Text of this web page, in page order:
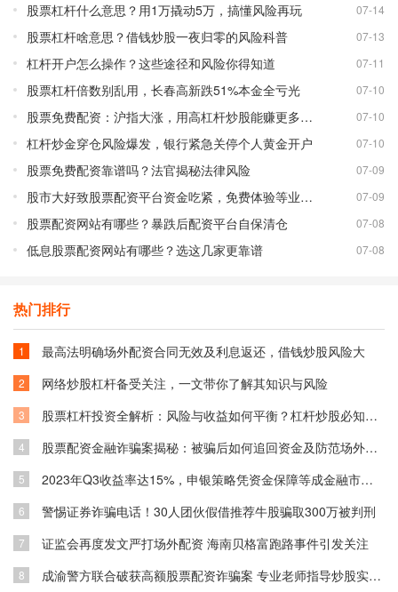
股票杠杆什么意思？用1万撬动5万，搞懂风险再玩 07-14
股票杠杆啥意思？借钱炒股一夜归零的风险科普 07-13
杠杆开户怎么操作？这些途径和风险你得知道 07-11
股票杠杆倍数别乱用，长春高新跌51%本金全亏光 07-10
股票免费配资：沪指大涨，用高杠杆炒股能赚更多吗？ 07-10
杠杆炒金穿仓风险爆发，银行紧急关停个人黄金开户 07-10
股票免费配资靠谱吗？法官揭秘法律风险 07-09
股市大好致股票配资平台资金吃紧，免费体验等业务调整 07-09
股票配资网站有哪些？暴跌后配资平台自保清仓 07-08
低息股票配资网站有哪些？选这几家更靠谱 07-08
热门排行
1 最高法明确场外配资合同无效及利息返还，借钱炒股风险大
2 网络炒股杠杆备受关注，一文带你了解其知识与风险
3 股票杠杆投资全解析：风险与收益如何平衡？杠杆炒股必知技巧
4 股票配资金融诈骗案揭秘：被骗后如何追回资金及防范场外配资风险
5 2023年Q3收益率达15%，申银策略凭资金保障等成金融市场关注焦点
6 警惕证券诈骗电话！30人团伙假借推荐牛股骗取300万被判刑
7 证监会再度发文严打场外配资 海南贝格富跑路事件引发关注
8 成渝警方联合破获高额股票配资诈骗案 专业老师指导炒股实为骗局